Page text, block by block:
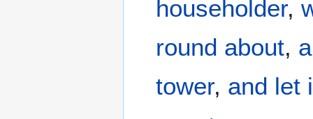
householder,
round about,
tower, and let